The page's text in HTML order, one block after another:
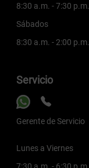
8:30 a.m. - 7:30 p.m.
Sábados
8:30 a.m. - 2:00 p.m.
Servicio
Gerente de Servicio
Lunes a Viernes
7:30 a.m. - 6:30 p.m.